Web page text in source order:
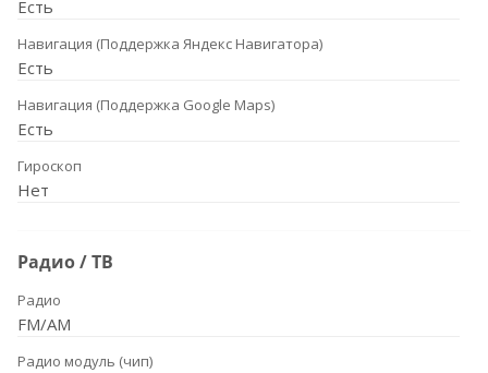
Есть
Навигация (Поддержка Яндекс Навигатора)
Есть
Навигация (Поддержка Google Maps)
Есть
Гироскоп
Нет
Радио / ТВ
Радио
FM/AM
Радио модуль (чип)